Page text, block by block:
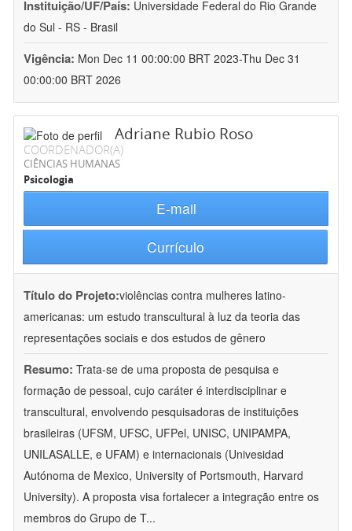
Instituição/UF/País: Universidade Federal do Rio Grande
do Sul - RS - Brasil
Vigência: Mon Dec 11 00:00:00 BRT 2023-Thu Dec 31
00:00:00 BRT 2026
Adriane Rubio Roso
COORDENADOR(A)
CIÊNCIAS HUMANAS
Psicologia
E-mail
Currículo
Título do Projeto:violências contra mulheres latino-
americanas: um estudo transcultural à luz da teoria das
representações sociais e dos estudos de gênero
Resumo: Trata-se de uma proposta de pesquisa e
formação de pessoal, cujo caráter é interdisciplinar e
transcultural, envolvendo pesquisadoras de instituições
brasileiras (UFSM, UFSC, UFPel, UNISC, UNIPAMPA,
UNILASALLE, e UFAM) e internacionais (Univesidad
Autónoma de Mexico, University of Portsmouth, Harvard
University). A proposta visa fortalecer a integração entre os
membros do Grupo de T...